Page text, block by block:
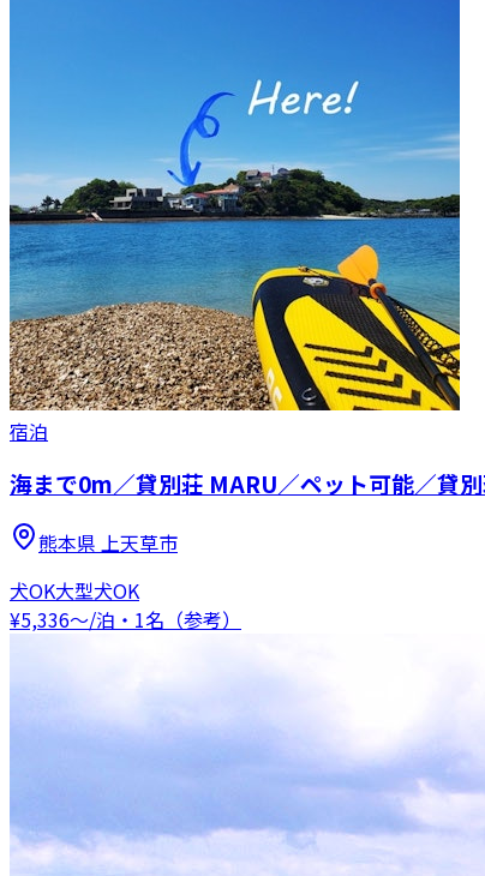
宿泊
海まで0m／貸別荘 MARU／ペット可能／貸
熊本県 上天草市
犬OK大型犬OK
¥5,336〜/泊・1名（参考）